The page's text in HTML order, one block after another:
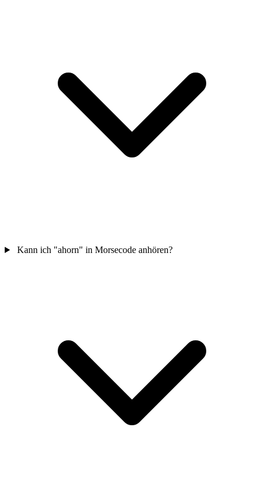
Kann ich "ahorn" in Morsecode anhören?